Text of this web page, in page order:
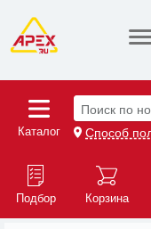
Каталог
Поиск по
Способ
Подбор Корзина